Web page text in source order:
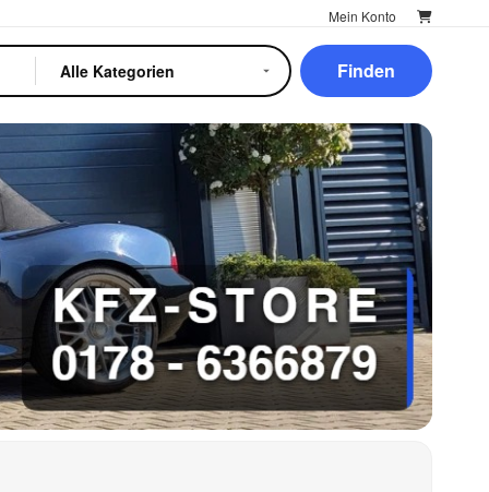
Mein Konto
Finden